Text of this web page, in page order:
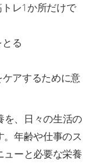
レ1か所だけで
る
アするために意
を、日々の生活の
年齢や仕事のス
ューと必要な栄養